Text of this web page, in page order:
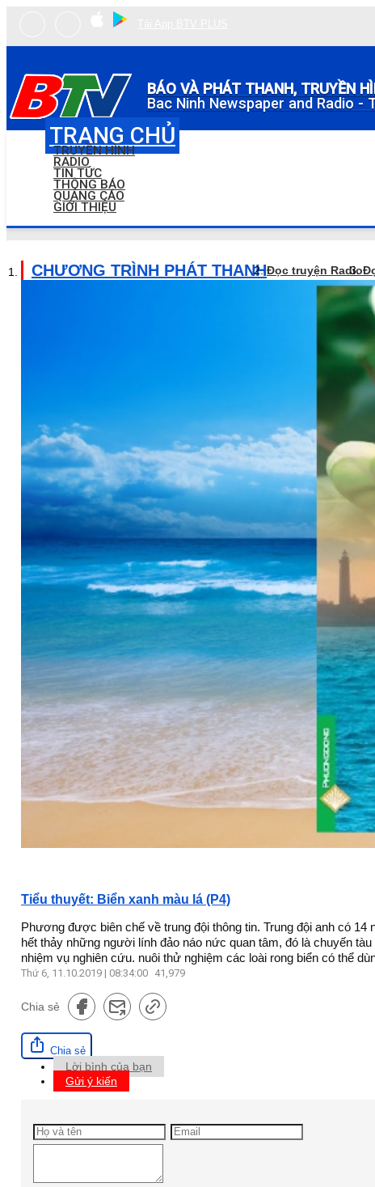
BÁO VÀ PHÁT THANH, TRUYỀN
Bac Ninh Newspaper and Radio -
TRANG CHỦ
TRUYỀN HÌNH
RADIO
TIN TỨC
THÔNG BÁO
QUẢNG CÁO
GIỚI THIỆU
CHƯƠNG TRÌNH PHÁT THANHĐọc truyện Radio
Tiểu thuyết: Biển xanh màu lá (P4)
Phương được biên chế về trung đội thông tin. Trung đội anh có
hết thảy những người lính đảo náo nức quan tâm, đó là chuyến
nhiệm vụ nghiên cứu. nuôi thử nghiệm các loài rong biển có thể
Thứ 6, 11.10.2019 | 08:34:00 41,979
Chia sẻ
Chia sẻ
Lời bình của bạn
Gửi ý kiến